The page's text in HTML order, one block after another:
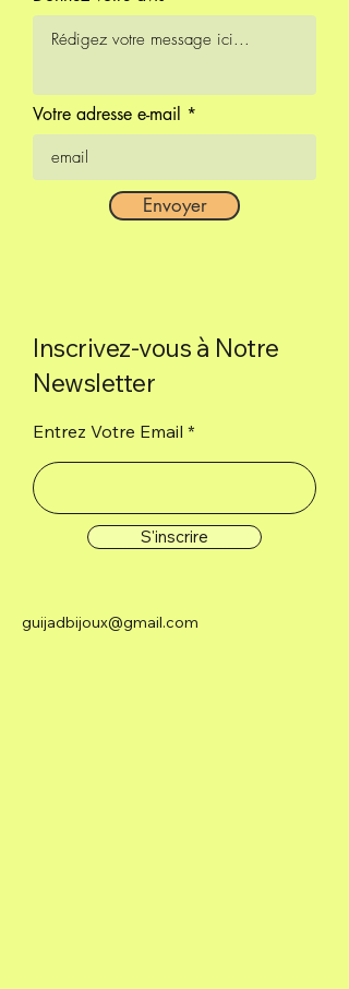
Cleaning, harmony
Votre adresse e-mail
Envoyer
Inscrivez-vous à Notre
Newsletter
Entrez Votre Email
S'inscrire
guijadbijoux@gmail.com